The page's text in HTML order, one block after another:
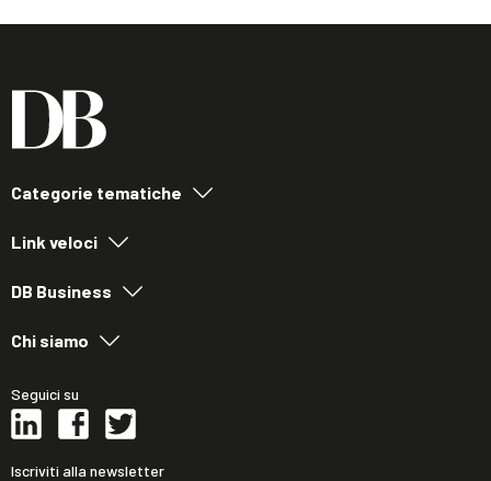
Categorie tematiche
Link veloci
DB Business
Chi siamo
Seguici su
Iscriviti alla newsletter